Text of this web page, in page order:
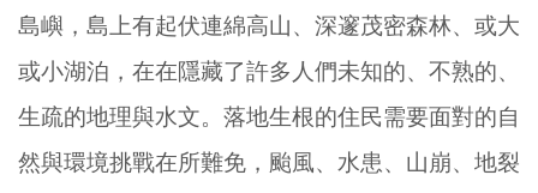
島嶼，島上有起伏連綿高山、深邃茂密森林、或大
或小湖泊，在在隱藏了許多人們未知的、不熟的、
生疏的地理與水文。落地生根的住民需要面對的自
然與環境挑戰在所難免，颱風、水患、山崩、地裂